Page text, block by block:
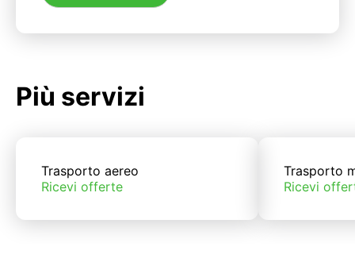
Più servizi
Trasporto aereo
Ricevi offerte
Trasporto
Ricevi